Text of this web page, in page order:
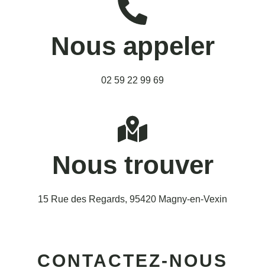
Nous appeler
02 59 22 99 69
Nous trouver
15 Rue des Regards, 95420 Magny-en-Vexin
CONTACTEZ-NOUS